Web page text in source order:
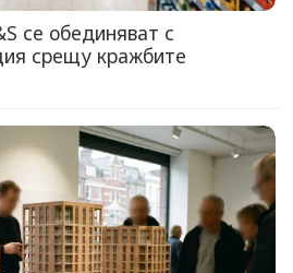
се обединяват с
срещу кражбите